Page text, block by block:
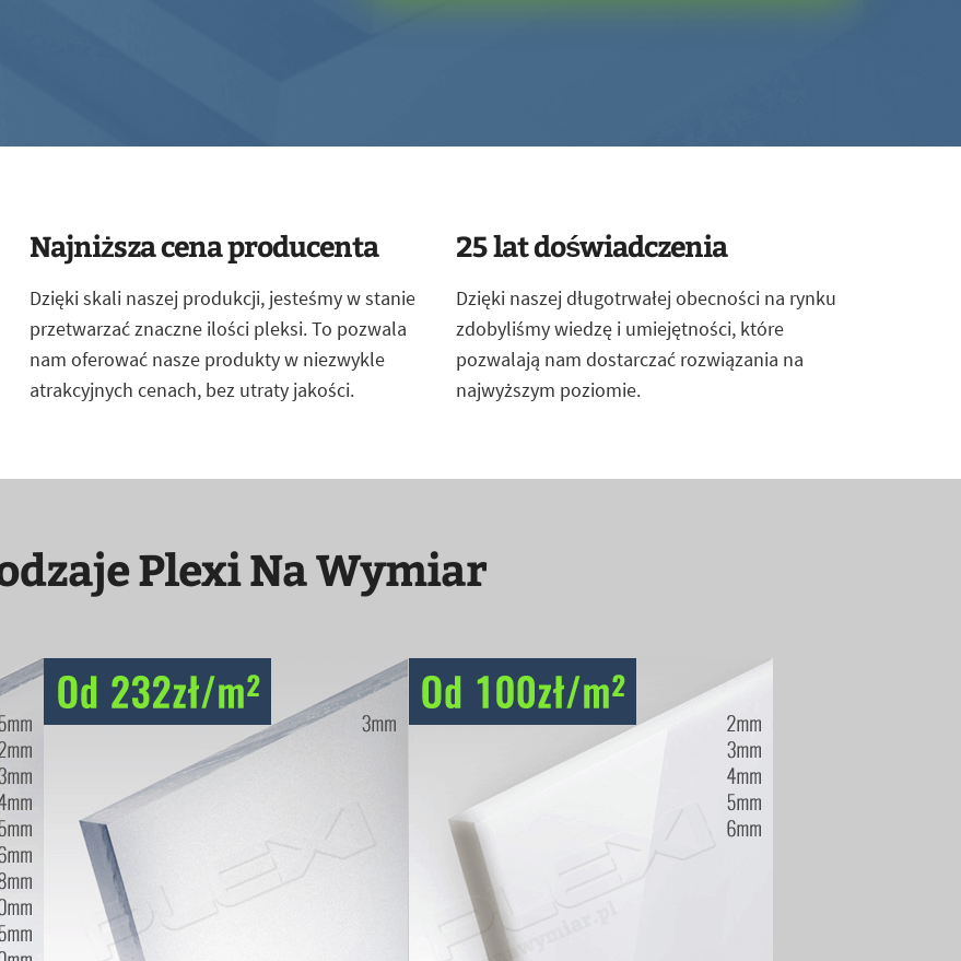
Najniższa cena producenta
Dzięki skali naszej produkcji, jesteśmy w stanie
przetwarzać znaczne ilości pleksi. To pozwala
nam oferować nasze produkty w niezwykle
atrakcyjnych cenach, bez utraty jakości.
25 lat doświadczenia
Dzięki naszej długotrwałej obecności na rynku
zdobyliśmy wiedzę i umiejętności, które
pozwalają nam dostarczać rozwiązania na
najwyższym poziomie.
Plexi Na Wymiar